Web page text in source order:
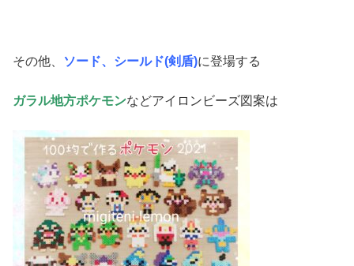
その他、 ソード、シールド(剣盾)に登場する
ガラル地方ポケモンなどアイロンビーズ図案は